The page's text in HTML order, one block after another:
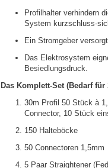
Profilhalter verhindern
System kurzschluss-
Ein Stromgeber
Das Elektrosystem
Besiedlungsdruck.
Das Komplett-Set (Bedarf
30m Profil 50 Stück à
Connector, 10 Stück
150 Halteböcke
50 Connectoren 1,5mm
5 Paar Straightener